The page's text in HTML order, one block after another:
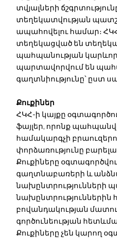
տվյալների
տեղեկատվության
ապահովելու համար։
տեղեկացված են
պահպանության
պարտավորվում են
գաղտնիությունը՝ ըստ
Քուքիներ
ՀԿՀ-ի կայքը
ֆայլեր, որոնք
համակարգչի
փորձառությունը
Քուքիները
գաղտնաբառերի և
նախընտրությունների
բովանդակության
գործունեության
Քուքիները չեն կարող